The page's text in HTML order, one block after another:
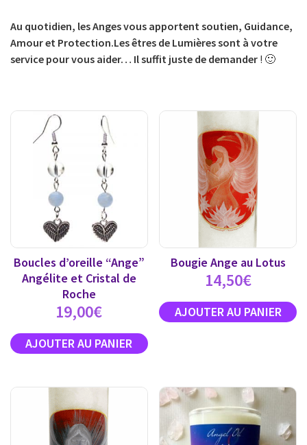
Au quotidien, les Anges vous apportent soutien, Guidance,
Amour et Protection.Les êtres de Lumières sont à votre
service pour vous aider… Il suffit juste de demander ! 🙂
Boucles d’oreille “Ange”
Angélite et Cristal de
Roche
19,00€
Bougie Ange au Lotus
14,50€